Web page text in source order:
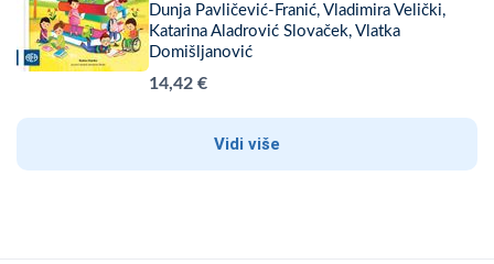
Dunja Pavličević-Franić, Vladimira Velički,
Katarina Aladrović Slovaček, Vlatka
Domišljanović
14,42 €
Vidi više